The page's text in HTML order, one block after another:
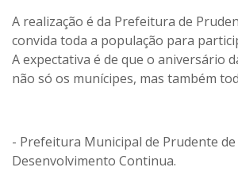
A realização é da Prefeitura de
convida toda a população para
A expectativa é de que o aniversário
não só os munícipes, mas também
- Prefeitura Municipal de Prudente
Desenvolvimento Continua.